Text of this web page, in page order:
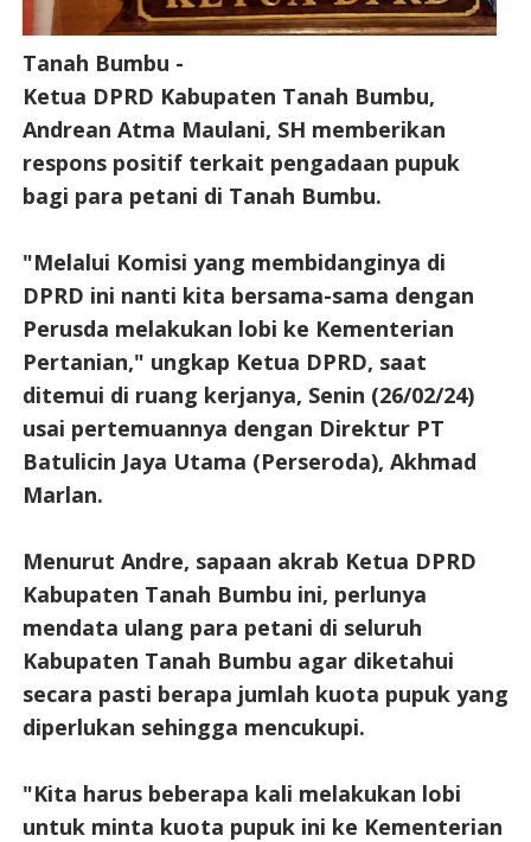
Tanah Bumbu -
Ketua DPRD Kabupaten Tanah Bumbu,
Andrean Atma Maulani, SH memberikan
respons positif terkait pengadaan pupuk
bagi para petani di Tanah Bumbu.
"Melalui Komisi yang membidanginya di
DPRD ini nanti kita bersama-sama dengan
Perusda melakukan lobi ke Kementerian
Pertanian," ungkap Ketua DPRD, saat
ditemui di ruang kerjanya, Senin (26/02/24)
usai pertemuannya dengan Direktur PT
Batulicin Jaya Utama (Perseroda), Akhmad
Marlan.
Menurut Andre, sapaan akrab Ketua DPRD
Kabupaten Tanah Bumbu ini, perlunya
mendata ulang para petani di seluruh
Kabupaten Tanah Bumbu agar diketahui
secara pasti berapa jumlah kuota pupuk yang
diperlukan sehingga mencukupi.
"Kita harus beberapa kali melakukan lobi
untuk minta kuota pupuk ini ke Kementerian